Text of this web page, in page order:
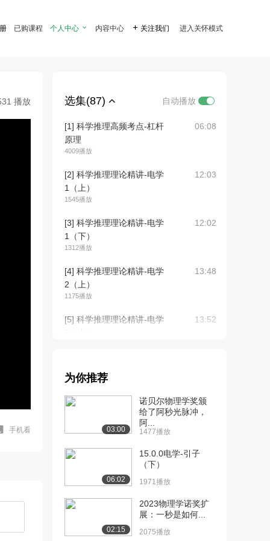
已购课程 个人中心  内容中心  关注我们 进入关怀模式
播放
手机看
选集(87) 自动播放
[1] 科学推理高频考点-杠杆
原理
4009播放
06:08
[2] 科学推理理论精讲-电学
1（上）
1545播放
12:03
[3] 科学推理理论精讲-电学
1（下）
1312播放
12:02
[4] 科学推理理论精讲-电学
2（上）
1175播放
13:48
[5] 科学推理理论精讲-电学
13:52
2（下）
[7] 科学推理理论精讲-光学
10:38
[8] 科学推理理论精讲-光学
[9] 科学推理理论精讲-光学
1333播放
11:06
为你推荐
03:00
诺贝尔物理学奖颁
给了阿秒光脉冲，
阿...
1477播放
06:02
15.0.0电学-引子
（下）
1971播放
02:15
2023物理学诺奖扩
展：一秒是如何...
2075播放